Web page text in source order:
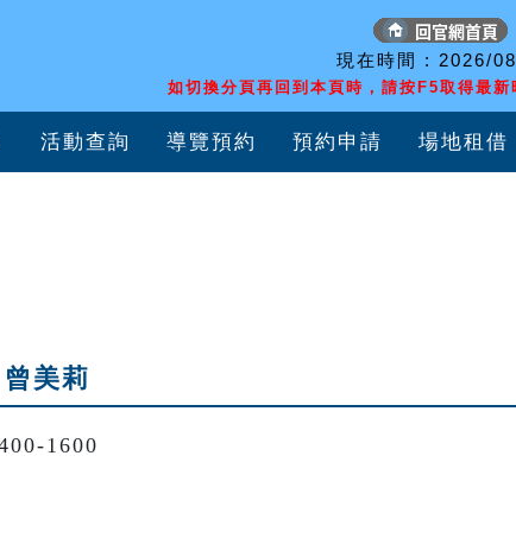
現在時間 : 2026/
如切換分頁再回到本頁時，請按F5取得最新
活動查詢 導覽預約 預約申請 場地租借
美莉
1600